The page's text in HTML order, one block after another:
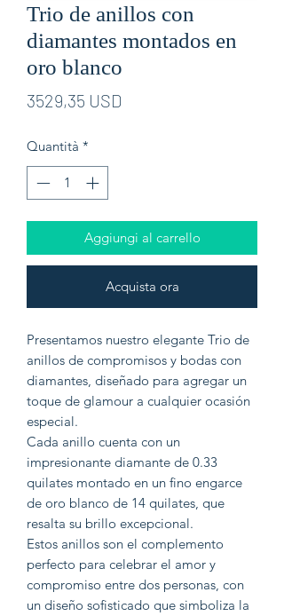
Trio de anillos con
diamantes montados en
oro blanco
3529,35 USD
Quantità *
Aggiungi al carrello
Acquista ora
Presentamos nuestro elegante Trio de
anillos de compromisos y bodas con
diamantes, diseñado para agregar un
toque de glamour a cualquier ocasión
especial.
Cada anillo cuenta con un
impresionante diamante de 0.33
quilates montado en un fino engarce
de oro blanco de 14 quilates, que
resalta su brillo excepcional.
Estos anillos son el complemento
perfecto para celebrar el amor y
compromiso entre dos personas, con
un diseño sofisticado que simboliza la